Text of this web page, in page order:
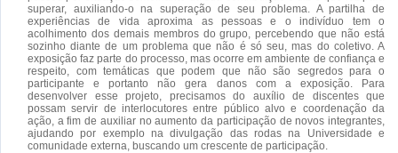
superar, auxiliando-o na superação de seu problema. A partilha de
experiências de vida aproxima as pessoas e o indivíduo tem o
acolhimento dos demais membros do grupo, percebendo que não está
sozinho diante de um problema que não é só seu, mas do coletivo. A
exposição faz parte do processo, mas ocorre em ambiente de confiança e
respeito, com temáticas que podem que não são segredos para o
participante e portanto não gera danos com a exposição. Para
desenvolver esse projeto, precisamos do auxílio de discentes que
possam servir de interlocutores entre público alvo e coordenação da
ação, a fim de auxiliar no aumento da participação de novos integrantes,
ajudando por exemplo na divulgação das rodas na Universidade e
comunidade externa, buscando um crescente de participação.